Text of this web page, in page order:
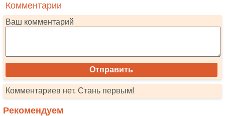
Комментарии
Ваш комментарий
Комментариев нет. Стань первым!
Рекомендуем